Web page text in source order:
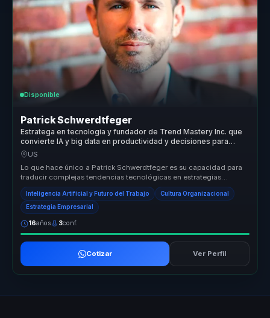
Disponible
Patrick Schwerdtfeger
Estratega en tecnologia y fundador de Trend Mastery Inc. que
convierte IA y big data en productividad y decisiones para
empresas.
US
Lo que hace único a Patrick Schwerdtfeger es su capacidad para
traducir complejas tendencias tecnológicas en estrategias
prácticas que la...
Inteligencia Artificial y Futuro del Trabajo Cultura Organizacional
Estrategia Empresarial
16años 3conf.
Cotizar Ver Perfil